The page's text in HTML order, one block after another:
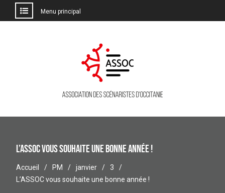
Menu principal
L’ASSOC vous souhaite une bonne année !
Accueil PM janvier
3
L’ASSOC vous souhaite une bonne année !